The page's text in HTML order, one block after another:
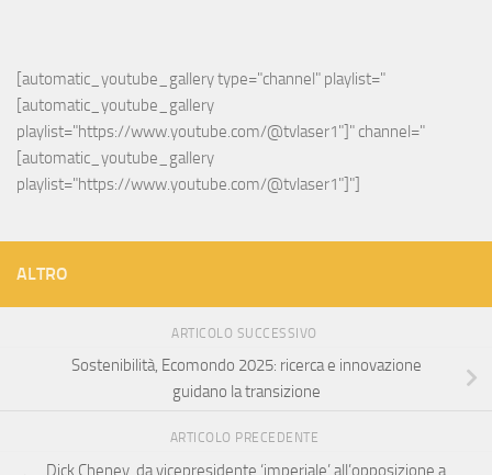
[automatic_youtube_gallery type="channel" playlist="
[automatic_youtube_gallery
playlist="https://www.youtube.com/@tvlaser1"]" channel="
[automatic_youtube_gallery
playlist="https://www.youtube.com/@tvlaser1"]"]
ALTRO
ARTICOLO SUCCESSIVO
Sostenibilità, Ecomondo 2025: ricerca e innovazione
guidano la transizione
ARTICOLO PRECEDENTE
Dick Cheney, da vicepresidente ‘imperiale’ all’opposizione a